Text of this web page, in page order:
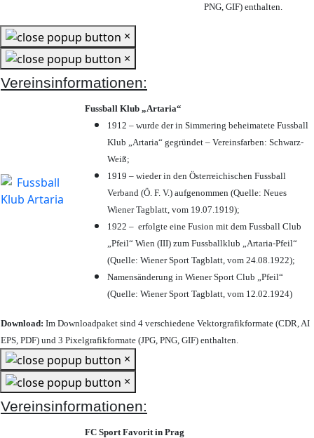
PNG, GIF) enthalten.
×
×
Vereinsinformationen:
Fussball Klub „Artaria“
1912 – wurde der in Simmering beheimatete Fussball
Klub „Artaria“ gegründet – Vereinsfarben: Schwarz-
Weiß;
1919 – wieder in den Österreichischen Fussball
Verband (Ö. F. V.) aufgenommen (Quelle: Neues
Wiener Tagblatt, vom 19.07.1919);
1922 – erfolgte eine Fusion mit dem Fussball Club
„Pfeil“ Wien (III) zum Fussballklub „Artaria-Pfeil“
(Quelle: Wiener Sport Tagblatt, vom 24.08.1922);
Namensänderung in Wiener Sport Club „Pfeil“
(Quelle: Wiener Sport Tagblatt, vom 12.02.1924)
Download: Im Downloadpaket sind 4 verschiedene Vektorgrafikformate (CDR, AI
EPS, PDF) und 3 Pixelgrafikformate (JPG, PNG, GIF) enthalten.
×
×
Vereinsinformationen:
FC Sport Favorit in Prag